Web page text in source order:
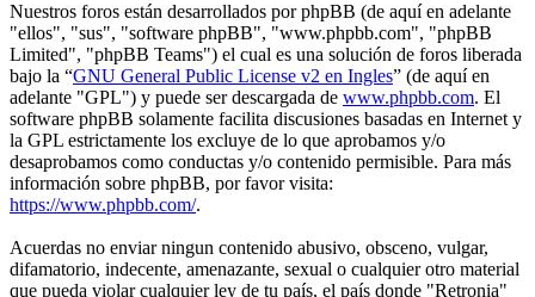
Nuestros foros están desarrollados por phpBB (de aquí en adelante
"ellos", "sus", "software phpBB", "www.phpbb.com", "phpBB
Limited", "phpBB Teams") el cual es una solución de foros liberada
bajo la “GNU General Public License v2 en Ingles” (de aquí en
adelante "GPL") y puede ser descargada de www.phpbb.com. El
software phpBB solamente facilita discusiones basadas en Internet y
la GPL estrictamente los excluye de lo que aprobamos y/o
desaprobamos como conductas y/o contenido permisible. Para más
información sobre phpBB, por favor visita:
https://www.phpbb.com/.
Acuerdas no enviar ningun contenido abusivo, obsceno, vulgar,
difamatorio, indecente, amenazante, sexual o cualquier otro material
que pueda violar cualquier ley de tu país, el país donde "Retronia"